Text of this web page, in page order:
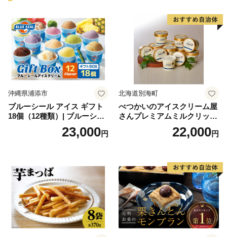
沖縄県浦添市
ブルーシール アイス ギフト
18個（12種類）| ブルーシー
ルアイス ブルーシールアイ
スクリーム 着日指定可能 送
誕生日 カップ 詰め合わせ バ
ラエティ | バニラ チョコレー
ト ストロベリー ピスタチオ
バニラ＆クッキー ウベ 沖縄
紅イモ 塩ちんすこう 沖縄シ
ークヮーサー 沖縄黒糖 琉球
ロイヤルミルクティ 沖縄パ
イン
23,000円
北海道別海町
べつかいのアイスクリーム屋
さんプレミアムミルクリッチ
12個（AP-01）（ 北海道アイ
ス 北海道産アイス アイス ア
道産アイス 道産アイスクリ
ーム ギフト 詰合せ 詰め合わ
せ ふるさと納税 ）
22,000円